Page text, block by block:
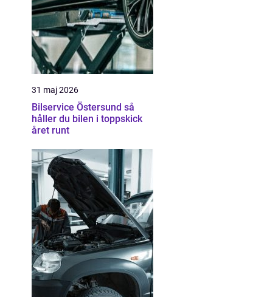
31 maj 2026
Bilservice Östersund så
håller du bilen i toppskick
året runt